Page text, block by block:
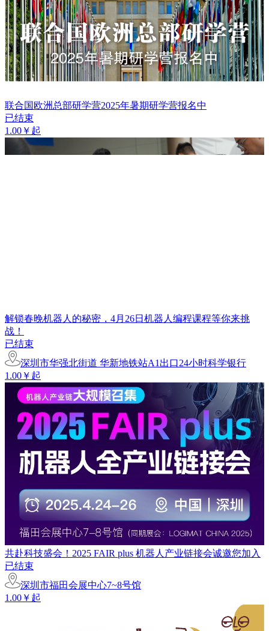
联合国欧洲总部研学营2025年暑期研学营报名中
已结束
1.00￥起
解锁春晚机器人的秘密，4月26日机器人编程课程等你来挑
战！
已结束
深圳市华强北街道 华新地铁站A1出口24小时科学银行
1.00￥起
共赴科技盛会！2025 FAIR plus 机器人产业链接会诚邀您加入
已结束
深圳市福田会展中心7~8号馆
1.00￥起